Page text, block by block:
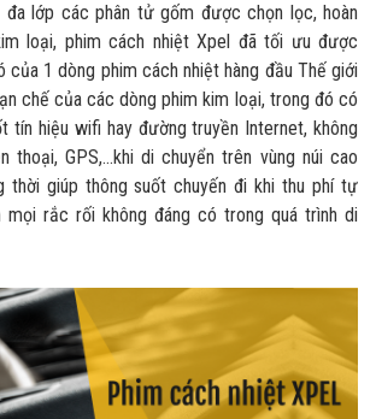
đa lớp các phân tử gốm được chọn lọc, hoàn
loại, phim cách nhiệt Xpel đã tối ưu được
của 1 dòng phim cách nhiệt hàng đầu Thế giới
chế của các dòng phim kim loại, trong đó có
tín hiệu wifi hay đường truyền Internet, không
thoại, GPS,...khi di chuyển trên vùng núi cao
thời giúp thông suốt chuyến đi khi thu phí tự
mọi rắc rối không đáng có trong quá trình di